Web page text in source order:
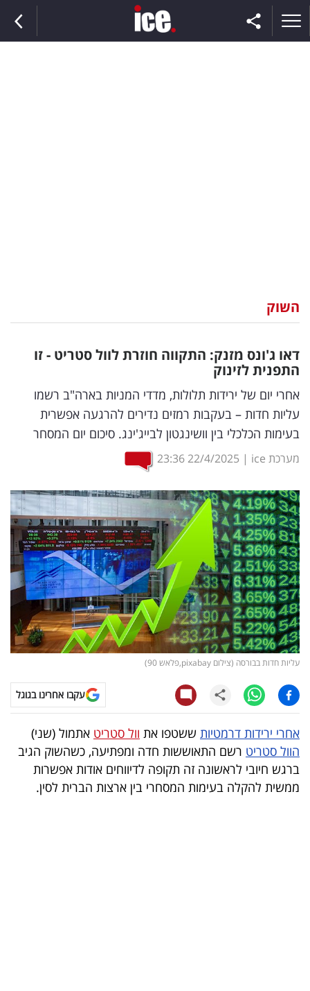
וצרכנות
דיגיטל
וטק
שיווק
ופרסום
מדדים
ומחקרים
דעות
רכילות
עסקית
קריפטו
ויראלי
טלוויזיה
עסקי
ספורט
השוק
דאו ג'ונס מזנק: התקווה חוזרת לוול סטריט - זו
התפנית לזינוק
אחרי יום של ירידות תלולות, מדדי המניות בארה"ב רשמו
עליות חדות – בעקבות רמזים נדירים להרגעה אפשרית
בעימות הכלכלי בין וושינגטון לבייג'ינג. סיכום יום המסחר
מערכת ice |
22/4/2025
23:36
עליות חדות בבורסה (צילום pixabay,פלאש 90)
עקבו אחרינו בגוגל
אחרי ירידות דרמטיות ששטפו את וול סטריט אתמול (שני)
הוול סטריט רשם התאוששות חדה ומפתיעה, כשהשוק הגיב
ברגש חיובי לראשונה זה תקופה לדיווחים אודות אפשרות
ממשית להקלה בעימות המסחרי בין ארצות הברית לסין.